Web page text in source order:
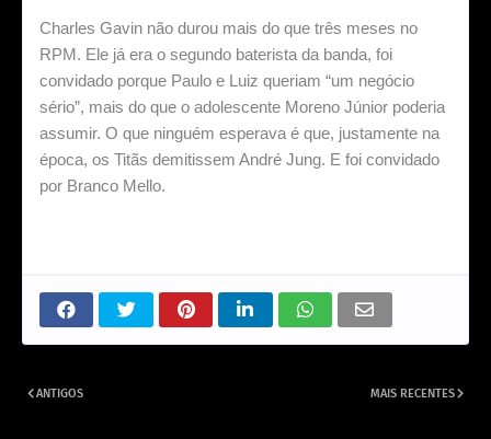
Charles Gavin não durou mais do que três meses no
RPM. Ele já era o segundo baterista da banda, foi
convidado porque Paulo e Luiz queriam “um negócio
sério”, mais do que o adolescente Moreno Júnior poderia
assumir. O que ninguém esperava é que, justamente na
época, os Titãs demitissem André Jung. E foi convidado
por Branco Mello.
MAIS RECENTES
ANTIGOS